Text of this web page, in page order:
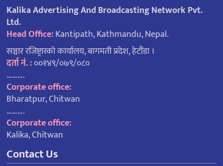
Kalika Advertising And Broadcasting Network Pvt.
Ltd.
Head Office:Kantipath, Kathmandu, Nepal.
सञ्चार रजिष्ट्रारको कार्यालय, बागमती प्रदेश, हेटौंडा ।
दर्ता नं. :००१४९/०७९/०८०
……….
Corporate office:
Bharatpur, Chitwan
……….
Corporate office:
Kalika, Chitwan
Contact Us